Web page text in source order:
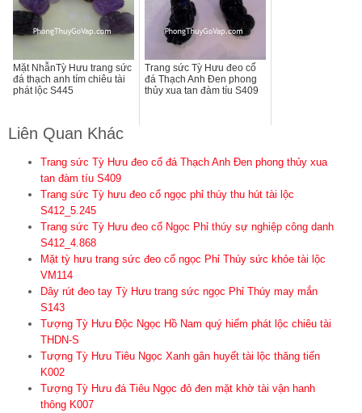
Mặt NhẫnTỳ Hưu trang sức
đá thạch anh tím chiêu tài
phát lộc S445
Trang sức Tỳ Hưu đeo cổ
đá Thạch Anh Đen phong
thủy xua tan đàm tíu S409
Liên Quan Khác
Trang sức Tỳ Hưu đeo cổ đá Thạch Anh Đen phong thủy xua
tan đàm tíu S409
Trang sức Tỳ hưu đeo cổ ngọc phỉ thúy thu hút tài lộc
S412_5.245
Trang sức Tỳ Hưu đeo cổ Ngọc Phỉ thúy sự nghiệp công danh
S412_4.868
Mặt tỳ hưu trang sức đeo cổ ngọc Phỉ Thúy sức khỏe tài lộc
VM114
Dây rút đeo tay Tỳ Hưu trang sức ngọc Phỉ Thúy may mắn
S143
Tượng Tỳ Hưu Độc Ngọc Hồ Nam quý hiếm phát lộc chiêu tài
THDN-S
Tượng Tỳ Hưu Tiêu Ngọc Xanh gân huyết tài lộc thăng tiến
K002
Tượng Tỳ Hưu đá Tiêu Ngọc đỏ đen mặt khờ tài vận hanh
thông K007